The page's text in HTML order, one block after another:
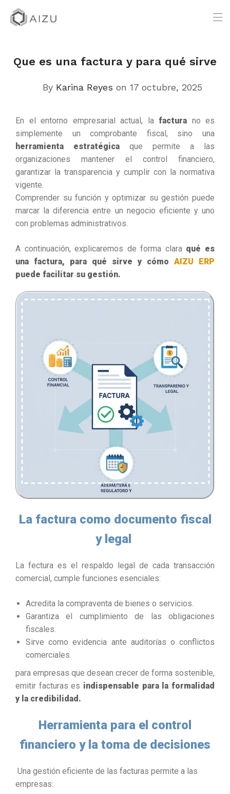
Que es una factura y para qué sirve
By Karina Reyes on 17 octubre, 2025
En el entorno empresarial actual, la factura no es
simplemente un comprobante fiscal, sino una
herramienta estratégica que permite a las
organizaciones mantener el control financiero,
garantizar la transparencia y cumplir con la normativa
vigente.
Comprender su función y optimizar su gestión puede
marcar la diferencia entre un negocio eficiente y uno
con problemas administrativos.
A continuación, explicaremos de forma clara qué es
una factura, para qué sirve y cómo AIZU ERP
puede facilitar su gestión.
La factura como documento fiscal
y legal
La fectura es el respaldo legal de cada transacción
comercial, cumple funciones esenciales:
Acredita la compraventa de bienes o servicios.
Garantiza el cumplimiento de las obligaciones
fiscales.
Sirve como evidencia ante auditorías o conflictos
comerciales.
para empresas que desean crecer de forma sostenible,
emitir facturas es indispensable para la formalidad
y la credibilidad.
Herramienta para el control
financiero y la toma de decisiones
Una gestión eficiente de las facturas permite a las
empresas: